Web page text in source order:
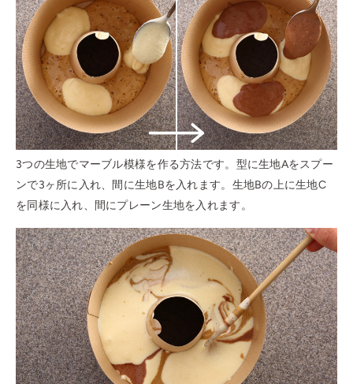
3つの生地でマーブル模様を作る方法です。型に生地Aをスプー
ンで3ヶ所に入れ、間に生地Bを入れます。生地Bの上に生地C
を同様に入れ、間にプレーン生地を入れます。